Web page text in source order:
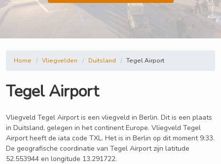
Home Vliegvelden Duitsland Tegel Airport
Tegel Airport
Vliegveld Tegel Airport is een vliegveld in Berlin. Dit is een plaats
in Duitsland, gelegen in het continent Europe. Vliegveld Tegel
Airport heeft de iata code TXL. Het is in Berlin op dit moment 9:33.
De geografische coordinatie van Tegel Airport zijn latitude
52.553944 en longitude 13.291722.